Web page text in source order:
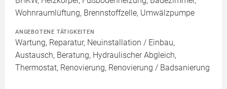
Wohnraumlüftung, Brennstoffzelle, Umwälzpumpe
ANGEBOTENE TÄTIGKEITEN
Wartung, Reparatur, Neuinstallation / Einbau,
Austausch, Beratung, Hydraulischer Abgleich,
Thermostat, Renovierung, Renovierung / Badsanierung